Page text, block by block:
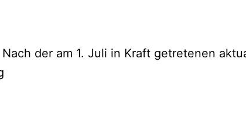
der am 1. Juli in Kraft getretenen